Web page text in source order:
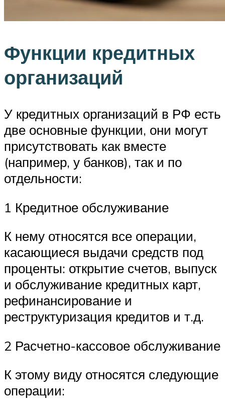
Функции кредитных
организаций
У кредитных организаций в РФ есть
две основные функции, они могут
присутствовать как вместе
(например, у банков), так и по
отдельности:
1 Кредитное обслуживание
К нему относятся все операции,
касающиеся выдачи средств под
проценты: открытие счетов, выпуск
и обслуживание кредитных карт,
рефинансирование и
реструктуризация кредитов и т.д.
2 Расчетно-кассовое обслуживание
К этому виду относятся следующие
операции: